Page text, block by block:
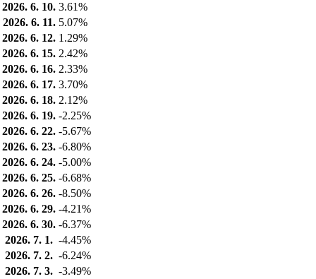
2026. 6. 10. 3.61%
2026. 6. 11. 5.07%
2026. 6. 12. 1.29%
2026. 6. 15. 2.42%
2026. 6. 16. 2.33%
2026. 6. 17. 3.70%
2026. 6. 18. 2.12%
2026. 6. 19. -2.25%
2026. 6. 22. -5.67%
2026. 6. 23. -6.80%
2026. 6. 24. -5.00%
2026. 6. 25. -6.68%
2026. 6. 26. -8.50%
2026. 6. 29. -4.21%
2026. 6. 30. -6.37%
2026. 7. 1. -4.45%
2026. 7. 2. -6.24%
2026. 7. 3. -3.49%